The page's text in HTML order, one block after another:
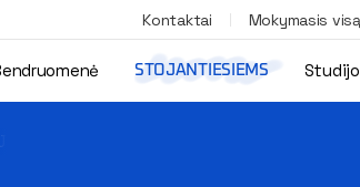
Kontaktai Mokymasis
STOJANTIESIEMS
dalyvavo tarptautinėje